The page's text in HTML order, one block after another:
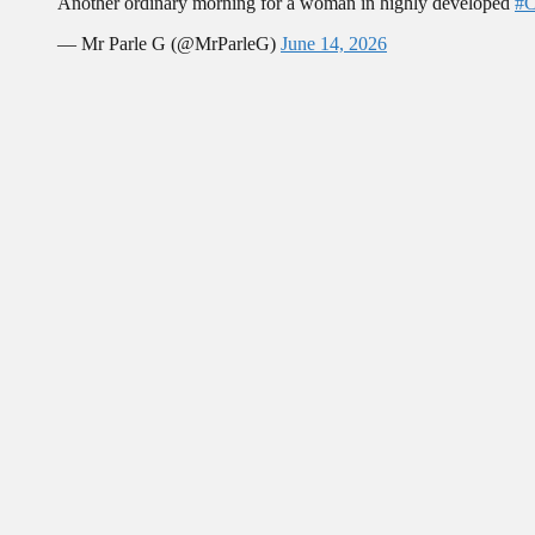
【中国】パトカーの前で好演技www当たり屋やお煽り運転など盛... (3/1)
— Mr Parle G (@MrParleG) June 14, 2026